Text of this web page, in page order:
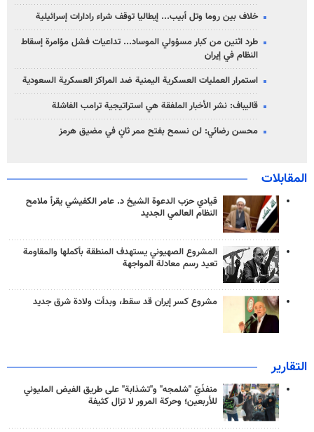
خلاف بين روما وتل أبيب... إيطاليا توقف شراء رادارات إسرائيلية
طرد اثنين من كبار مسؤولي الموساد... تداعيات فشل مؤامرة إسقاط
النظام في إيران
استمرار العمليات العسكرية اليمنية ضد المراكز العسكرية السعودية
قاليباف: نشر الأخبار الملفقة هي استراتيجية ترامب الفاشلة
محسن رضائي: لن نسمح بفتح ممر ثانٍ في مضيق هرمز
المقابلات
قيادي حزب الدعوة الشيخ د. عامر الكفيشي يقرأ ملامح
النظام العالمي الجديد
المشروع الصهيوني يستهدف المنطقة بأكملها والمقاومة
تعيد رسم معادلة المواجهة
مشروع كسر إيران قد سقط، وبدأت ولادة شرق جديد
التقارير
منفذَيّ "شلمجه" و"تشذابة" على طريق الفيض المليوني
للأربعين؛ وحركة المرور لا تزال كثيفة